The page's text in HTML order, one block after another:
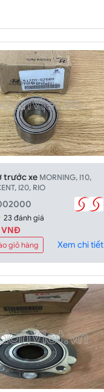
trước xe MORNING, I10,
I20, RIO
23 đánh giá
giỏ hàng Xem chi tiết